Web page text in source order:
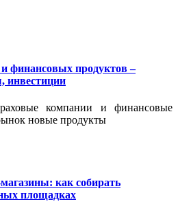
финансовых продуктов –
компании и финансовые
новые продукты
как собирать
площадках